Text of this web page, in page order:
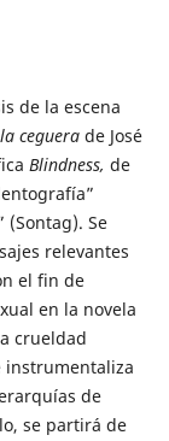
de la escena
ceguera de José
Blindness, de
(Sontag). Se
relevantes
el fin de
en la novela
crueldad
instrumentaliza
de
se partirá de